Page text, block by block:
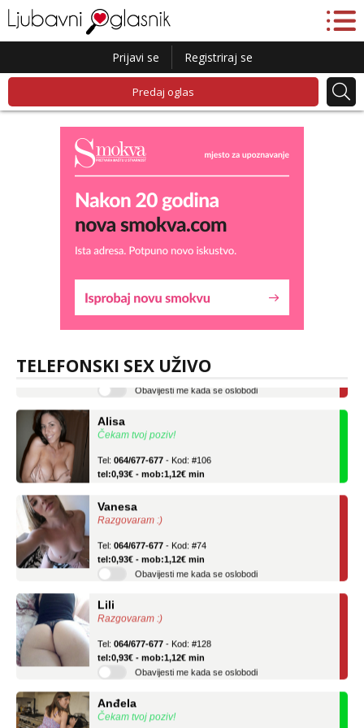
Prijavi se Registriraj se
Predaj oglas
TELEFONSKI SEX UŽIVO
Snježana
tel:0,93€ - mob:1,12€ min
Čekam tvoj poziv!
tel:0,93€ - mob:1,12€ min
Razgovaram :)
tel:0,93€ - mob:1,12€ min
Obavijesti me kada se oslobodi
Razgovaram :)
tel:0,93€ - mob:1,12€ min
Obavijesti me kada se oslobodi
Čekam tvoj poziv!